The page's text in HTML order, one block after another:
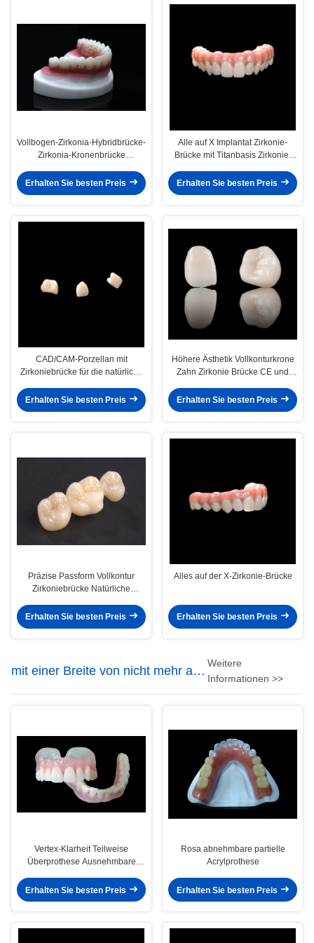
Vollbogen-Zirkonia-Hybridbrücke-
Zirkonia-Kronenbrücke
Erhalten Sie besten Preis
Alle auf X Implantat Zirkonie-
Brücke mit Titanbasis Zirkonie-
Erhalten Sie besten Preis
CAD/CAM-Porzellan mit
Zirkoniebrücke für die natürliche
Erhalten Sie besten Preis
Höhere Ästhetik Vollkonturkrone
Zahn Zirkonie Brücke CE und
Erhalten Sie besten Preis
Präzise Passform Vollkontur
Zirkoniebrücke Natürliche
Festigkeit
Erhalten Sie besten Preis
Alles auf der X-Zirkonie-Brücke
Erhalten Sie besten Preis
mit einer Breite von nicht mehr als
20 mm
Weitere
Informationen >>
Vertex-Klarheit Teilweise
Überprothese Ausnehmbare
Erhalten Sie besten Preis
Rosa abnehmbare partielle
Acrylprothese
Erhalten Sie besten Preis